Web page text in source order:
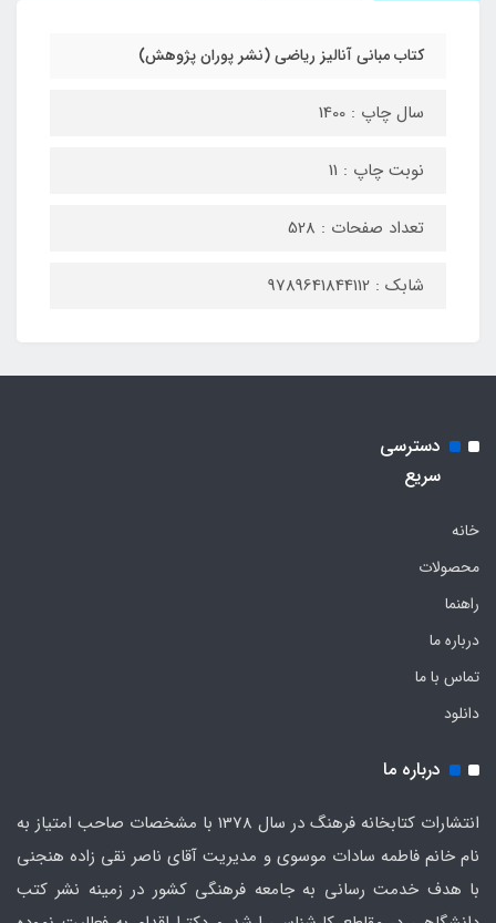
کتاب مبانی آنالیز ریاضی (نشر پوران پژوهش)
سال چاپ : 1400
نوبت چاپ : 11
تعداد صفحات : 528
شابک : 9789641844112
دسترسی
سریع
خانه
محصولات
راهنما
درباره ما
تماس با ما
دانلود
درباره ما
انتشارات کتابخانه فرهنگ در سال 1378 با مشخصات صاحب امتیاز به
نام خانم فاطمه سادات موسوی و مدیریت آقای ناصر نقی زاده هنجنی
با هدف خدمت رسانی به جامعه فرهنگی کشور در زمینه نشر کتب